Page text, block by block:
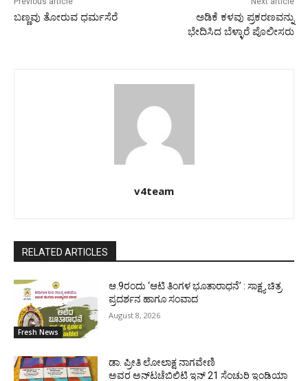
ಬಣ್ಣವು ತೋರುವ ಧರ್ಮಸೆರೆ
ಅಡಿಕೆ ಕಳವು ಪ್ರಕರಣವನ್ನು
ಭೇದಿಸಿದ ಬೆಳ್ಳಾರೆ ಪೊಲೀಸರು
v4team
RELATED ARTICLES
Fresh News
ಆ.9ರಂದು ‘ಆಟಿ ತಿಂಗಳ ಭೂತಾರಾಧನೆ’ : ಸಾಕ್ಷ್ಯ ಚಿತ್ರ
ಪ್ರದರ್ಶನ ಹಾಗೂ ಸಂವಾದ
August 8, 2026
ಡಾ. ಪ್ರೀತಿ ಲೋಲಾಕ್ಷ ನಾಗವೇಣಿ
ಅವರ ಅನ್‌ಟಚೆಬಿಲಿಟಿ ಇನ್ 21 ಸೆಂಚುರಿ ಇಂಡಿಯಾ